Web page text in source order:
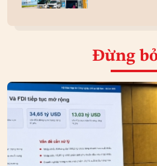
Đừng